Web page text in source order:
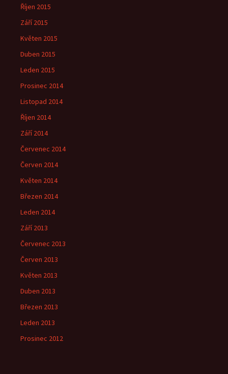
Říjen 2015
Září 2015
Květen 2015
Duben 2015
Leden 2015
Prosinec 2014
Listopad 2014
Říjen 2014
Září 2014
Červenec 2014
Červen 2014
Květen 2014
Březen 2014
Leden 2014
Září 2013
Červenec 2013
Červen 2013
Květen 2013
Duben 2013
Březen 2013
Leden 2013
Prosinec 2012